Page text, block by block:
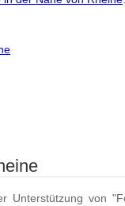
Unterstützung von